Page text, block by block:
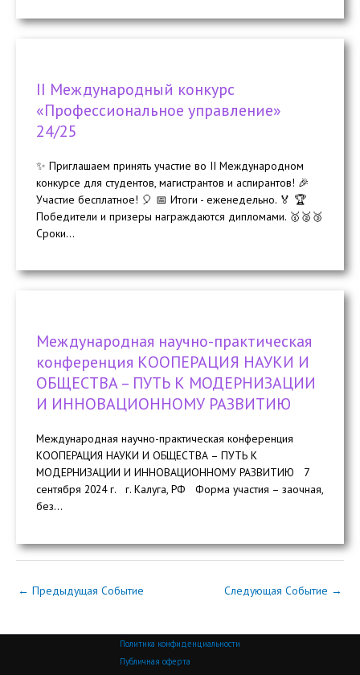
II Международный конкурс
«Профессиональное управление»
24/25
✨ Приглашаем принять участие во II Международном
конкурсе для студентов, магистрантов и аспирантов! 🎉
Участие бесплатное! 🎈 📅 Итоги - еженедельно. 🏅 🏆
Победители и призеры награждаются дипломами. 🥇🥈🥉
Сроки...
Международная научно-практическая
конференция КООПЕРАЦИЯ НАУКИ И
ОБЩЕСТВА – ПУТЬ К МОДЕРНИЗАЦИИ
И ИННОВАЦИОННОМУ РАЗВИТИЮ
Международная научно-практическая конференция
КООПЕРАЦИЯ НАУКИ И ОБЩЕСТВА – ПУТЬ К
МОДЕРНИЗАЦИИ И ИННОВАЦИОННОМУ РАЗВИТИЮ 7
сентября 2024 г. г. Калуга, РФ Форма участия – заочная,
без...
← Предыдущая Событие Следующая Событие →
Политика конфиденциальности
Публичная оферта